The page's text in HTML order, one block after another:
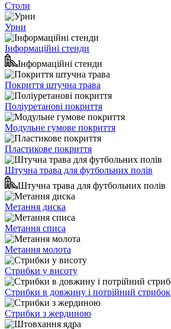
Столи
Урни
Інформаційні стенди
Інформаційні стенди
Покриття штучна трава
Поліуретанові покриття
Модульне гумове покриття
Пластикове покриття
Штучна трава для футбольних полів
Штучна трава для футбольних полів
Метання диска
Метання списа
Метання молота
Стрибки у висоту
Стрибки в довжину і потрійний стрибок
Стрибки з жердиною